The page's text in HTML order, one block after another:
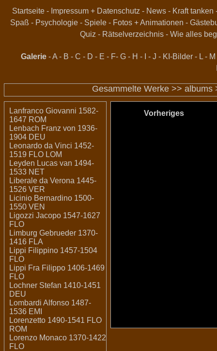
Startseite- Impressum + Datenschutz - News- Kraft tanken
Spaß - Psychologie- Spiele- Fotos + Animationen -
Quiz - Rätselverzeichnis - Wie alles
Galerie -A - B - C - D - E - F- G - H - - J - KI-Bilder - L - M
Gesammelte Werke >> albums
Lanfranco Giovanni 1582-
1647 ROM
Lenbach Franz von 1936-
1904 DEU
Leonardo da Vinci 1452-
1519 FLO LOM
Leyden Lucas van 1494-
1533 NET
Liberale da Verona 1445-
1526 VER
Licinio Bernardino 1500-
1550 VEN
Ligozzi Jacopo 1547-1627
FLO
Limburg Gebrueder 1370-
1416 FLA
Lippi Filippino 1457-1504
FLO
Lippi Fra Filippo 1406-1469
FLO
Lochner Stefan 1410-1451
DEU
Lombardi Alfonso 1487-
1536 EMI
Lorenzetto 1490-1541 FLO
ROM
Lorenzo Monaco 1370-1422
FLO
Vorheriges